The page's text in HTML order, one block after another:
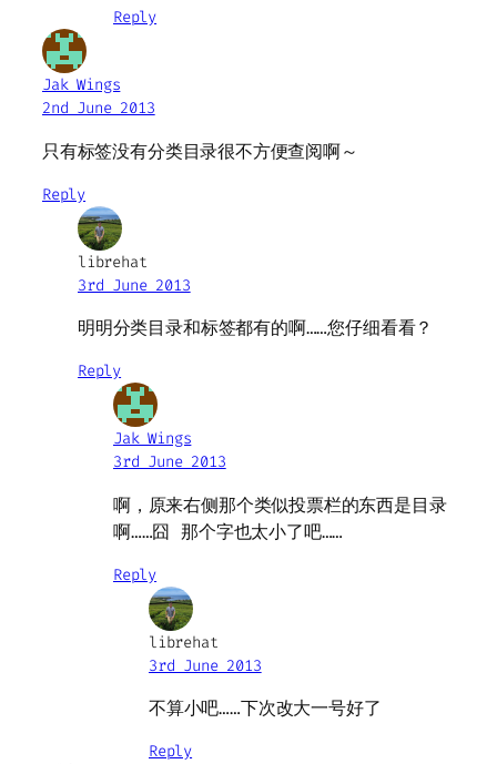
Reply
Jak Wings
2nd June 2013
只有标签没有分类目录很不方便查阅啊～
Reply
librehat
3rd June 2013
明明分类目录和标签都有的啊……您仔细看看？
Reply
Jak Wings
3rd June 2013
啊，原来右侧那个类似投票栏的东西是目录
啊……囧 那个字也太小了吧……
Reply
librehat
3rd June 2013
不算小吧……下次改大一号好了
Reply